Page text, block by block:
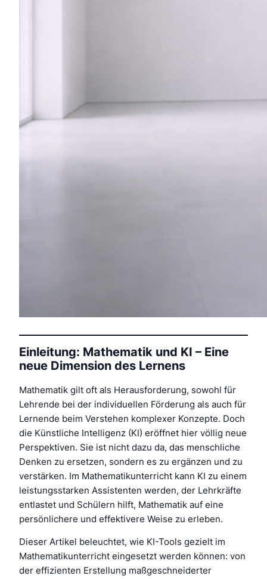
Einleitung: Mathematik und KI – Eine
neue Dimension des Lernens
Mathematik gilt oft als Herausforderung, sowohl für
Lehrende bei der individuellen Förderung als auch für
Lernende beim Verstehen komplexer Konzepte. Doch
die Künstliche Intelligenz (KI) eröffnet hier völlig neue
Perspektiven. Sie ist nicht dazu da, das menschliche
Denken zu ersetzen, sondern es zu ergänzen und zu
verstärken. Im Mathematikunterricht kann KI zu einem
leistungsstarken Assistenten werden, der Lehrkräfte
entlastet und Schülern hilft, Mathematik auf eine
persönlichere und effektivere Weise zu erleben.
Dieser Artikel beleuchtet, wie KI-Tools gezielt im
Mathematikunterricht eingesetzt werden können: von
der effizienten Erstellung maßgeschneiderter